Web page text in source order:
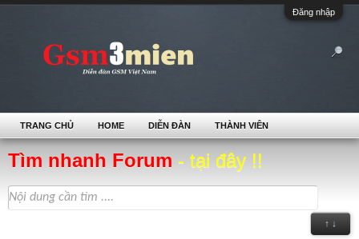
Đăng nhập
Tìm nhanh Forum - tại đây !!
↑ ↓
TRANG CHỦ HOME DIỄN ĐÀN THÀNH VIÊN